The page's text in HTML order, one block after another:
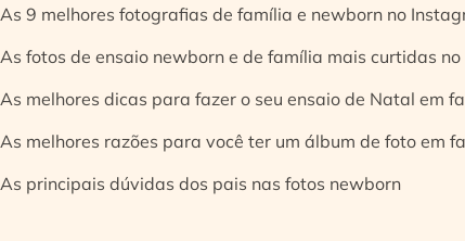
As 9 melhores fotografias de família e newborn no
As fotos de ensaio newborn e de família mais curtidas
As melhores dicas para fazer o seu ensaio de Natal em
As melhores razões para você ter um álbum de foto em
As principais dúvidas dos pais nas fotos newborn